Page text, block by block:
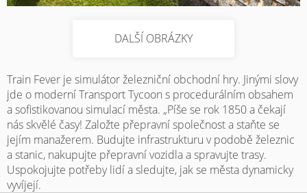
DALŠÍ OBRÁZKY
Train Fever je simulátor železniční obchodní hry. Jinými slovy
jde o moderní Transport Tycoon s procedurálním obsahem
a sofistikovanou simulací města. „Píše se rok 1850 a čekají
nás skvělé časy! Založte přepravní společnost a staňte se
jejím manažerem. Budujte infrastrukturu v podobě železnic
a stanic, nakupujte přepravní vozidla a spravujte trasy.
Uspokojujte potřeby lidí a sledujte, jak se města dynamicky
vyvíjejí.